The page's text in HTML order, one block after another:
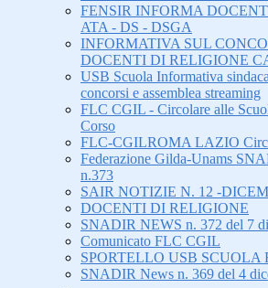
FENSIR INFORMA
ATA - DS - DSGA
INFORMATIVA SUL
DOCENTI DI RELIGIONE
USB Scuola Informativa
concorsi e assemblea streaming
FLC CGIL - Circolare alle
Corso
FLC-CGILROMA LAZIO
Federazione Gilda-Unams
n.373
SAIR NOTIZIE N. 12 -
DOCENTI DI RELIGIONE
SNADIR NEWS n. 372 del 7
Comunicato FLC CGIL
SPORTELLO USB SCUOLA
SNADIR News n. 369 del 4